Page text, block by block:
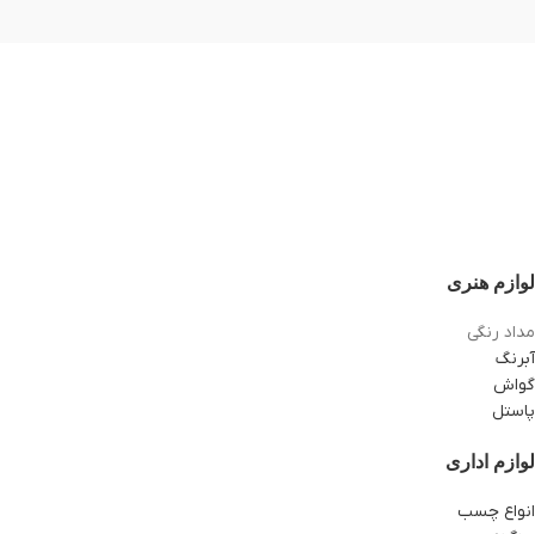
لوازم هنری
مداد رنگی
آبرنگ
گواش
پاستل
لوازم اداری
انواع چسب